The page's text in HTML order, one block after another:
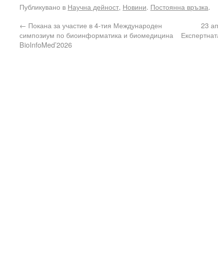
Публикувано в Научна дейност, Новини. Постоянна връзка.
← Покана за участие в 4-тия Международен
симпозиум по биоинформатика и биомедицина
BioInfoMed’2026
23